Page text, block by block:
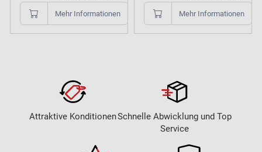
Mehr Informationen Mehr Informationen
Attraktive KonditionenSchnelle Abwicklung und Top
Service